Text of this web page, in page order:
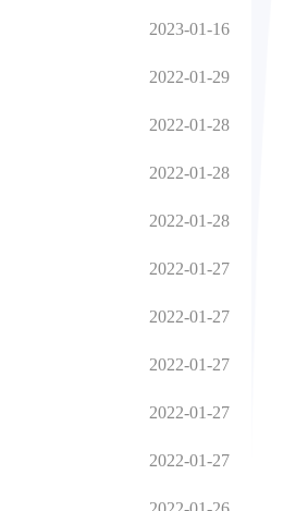
2023-01-16
2022-01-29
2022-01-28
2022-01-28
2022-01-28
2022-01-27
2022-01-27
2022-01-27
2022-01-27
2022-01-27